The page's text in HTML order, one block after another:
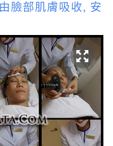
臉部肌膚吸收, 安